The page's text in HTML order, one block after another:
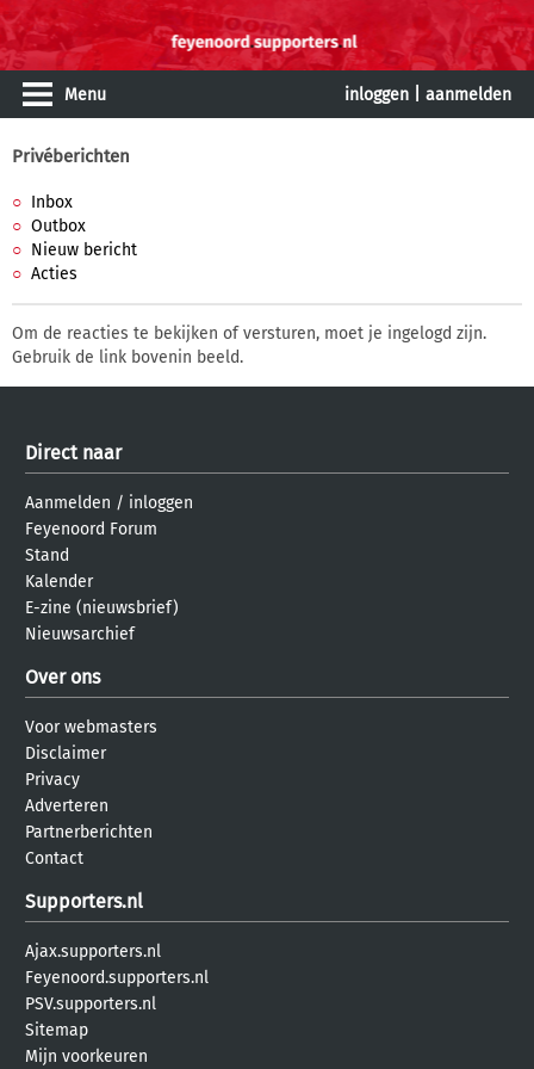
Menu inloggen aanmelden
Privéberichten
Inbox
Outbox
Nieuw bericht
Acties
Om de reacties te bekijken of versturen, moet je ingelogd zijn.
Gebruik de link bovenin beeld.
Direct naar
Aanmelden / inloggen
Feyenoord Forum
Stand
Kalender
E-zine (nieuwsbrief)
Nieuwsarchief
Over ons
Voor webmasters
Disclaimer
Privacy
Adverteren
Partnerberichten
Contact
Supporters.nl
Ajax.supporters.nl
Feyenoord.supporters.nl
PSV.supporters.nl
Sitemap
Mijn voorkeuren